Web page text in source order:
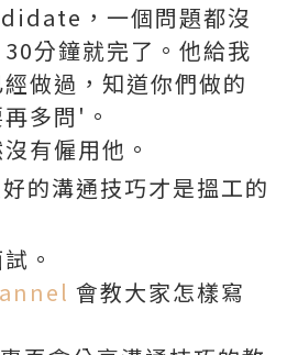
，一個問題都沒
分鐘就完了。他給我
做過，知道你們做的
多問'。
有僱用他。
的溝通技巧才是搵工的
。
會教大家怎樣寫